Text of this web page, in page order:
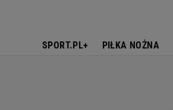
SPORT.PL+ PIŁKA NOŻNA